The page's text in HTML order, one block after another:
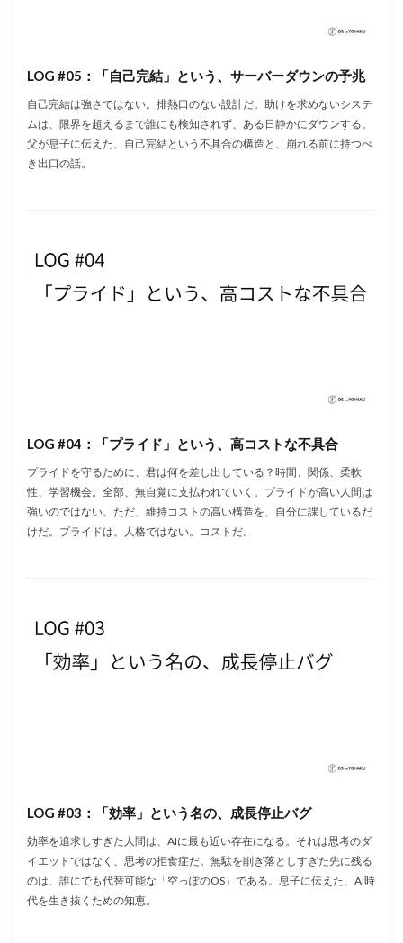
LOG #05：「自己完結」という、サーバーダウンの予兆
自己完結は強さではない。排熱口のない設計だ。助けを求めないシステ
ムは、限界を超えるまで誰にも検知されず、ある日静かにダウンする。
父が息子に伝えた、自己完結という不具合の構造と、崩れる前に持つべ
き出口の話。
LOG #04：「プライド」という、高コストな不具合
プライドを守るために、君は何を差し出している？時間、関係、柔軟
性、学習機会。全部、無自覚に支払われていく。プライドが高い人間は
強いのではない。ただ、維持コストの高い構造を、自分に課しているだ
けだ。プライドは、人格ではない。コストだ。
LOG #03：「効率」という名の、成長停止バグ
効率を追求しすぎた人間は、AIに最も近い存在になる。それは思考のダ
イエットではなく、思考の拒食症だ。無駄を削ぎ落としすぎた先に残る
のは、誰にでも代替可能な「空っぽのOS」である。息子に伝えた、AI時
代を生き抜くための知恵。